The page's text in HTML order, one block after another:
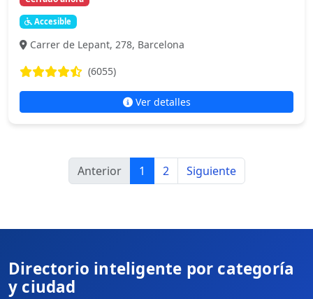
Accesible
Carrer de Lepant, 278, Barcelona
(6055)
Ver detalles
Anterior 1 2 Siguiente
Directorio inteligente por categoría
y ciudad